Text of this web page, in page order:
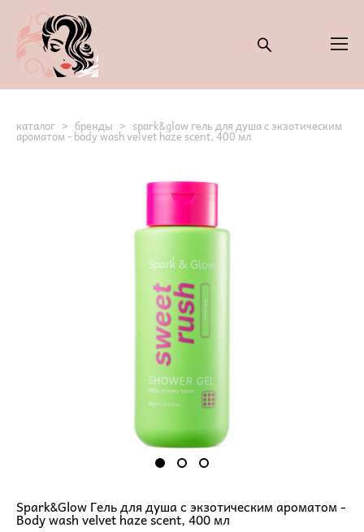
каталог > бренды > spark&glow гель для душа с экзотическим
ароматом - body wash velvet haze scent, 400 мл
Spark&Glow Гель для душа с экзотическим ароматом -
Body wash velvet haze scent, 400 мл